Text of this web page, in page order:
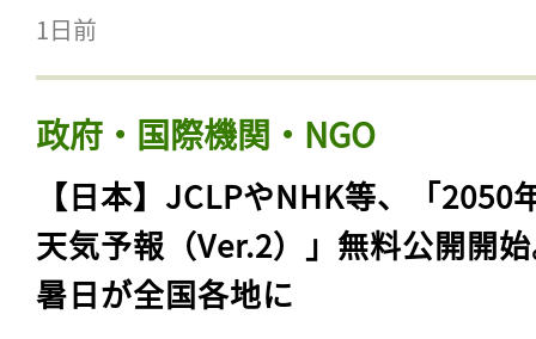
1日前
政府・国際機関・NGO
【日本】JCLPやNHK等、「2050
天気予報（Ver.2）」無料公開開
暑日が全国各地に